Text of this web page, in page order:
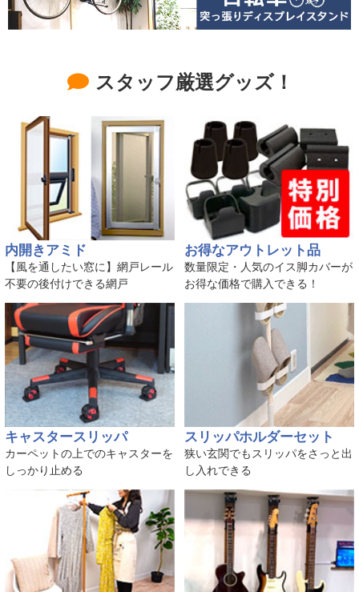
スタッフ厳選グッズ！
内開きアミド
【風を通したい窓に】網戸レール
不要の後付けできる網戸
お得なアウトレット品
数量限定・人気のイス脚カバーが
お得な価格で購入できる！
キャスタースリッパ
カーペットの上でのキャスターを
しっかり止める
スリッパホルダーセット
狭い玄関でもスリッパをさっと出
し入れできる